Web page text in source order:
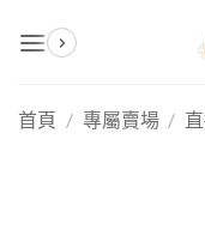
首頁 / 專屬賣場 /